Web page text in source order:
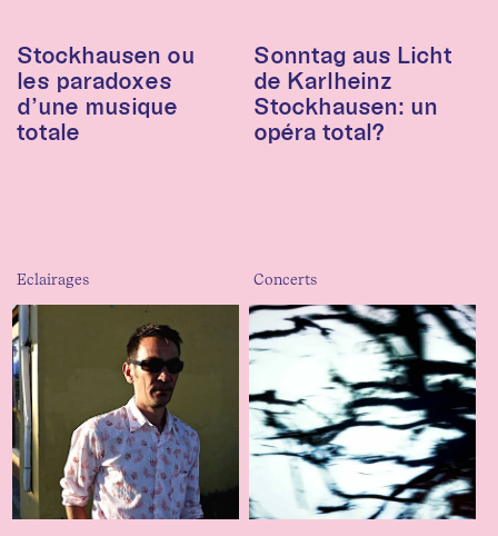
Stockhausen ou
les paradoxes
d’une musique
totale
Eclairages
Sonntag aus Licht
de Karlheinz
Stockhausen: un
opéra total?
Concerts